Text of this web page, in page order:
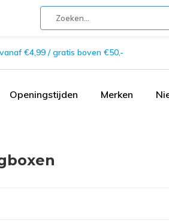
€4,99 / gratis boven €50,-
Openingstijden Merken